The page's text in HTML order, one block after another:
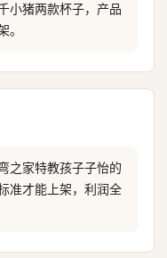
小猪两款杯子，产品
。
之家特教孩子子怡的
准才能上架，利润全